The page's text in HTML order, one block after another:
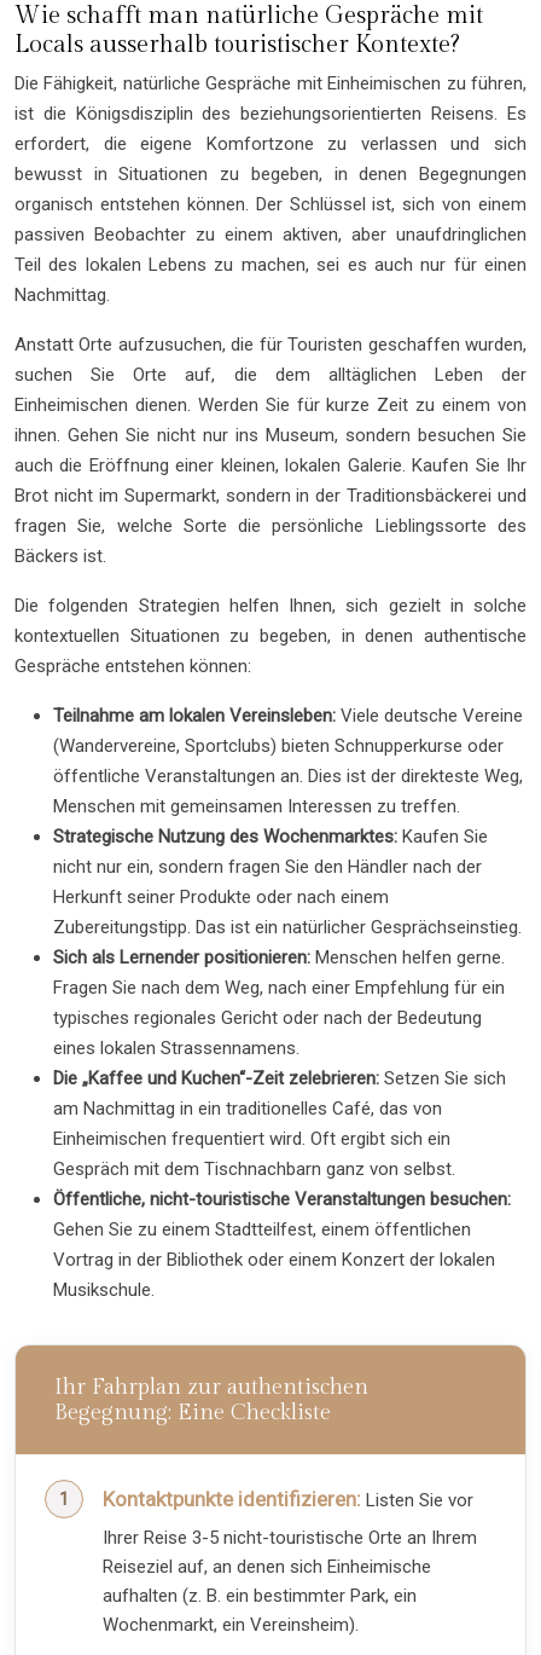
Wie schafft man natürliche Gespräche mit
Locals ausserhalb touristischer Kontexte?
Die Fähigkeit, natürliche Gespräche mit Einheimischen zu führen,
ist die Königsdisziplin des beziehungsorientierten Reisens. Es
erfordert, die eigene Komfortzone zu verlassen und sich
bewusst in Situationen zu begeben, in denen Begegnungen
organisch entstehen können. Der Schlüssel ist, sich von einem
passiven Beobachter zu einem aktiven, aber unaufdringlichen
Teil des lokalen Lebens zu machen, sei es auch nur für einen
Nachmittag.
Anstatt Orte aufzusuchen, die für Touristen geschaffen wurden,
suchen Sie Orte auf, die dem alltäglichen Leben der
Einheimischen dienen. Werden Sie für kurze Zeit zu einem von
ihnen. Gehen Sie nicht nur ins Museum, sondern besuchen Sie
auch die Eröffnung einer kleinen, lokalen Galerie. Kaufen Sie Ihr
Brot nicht im Supermarkt, sondern in der Traditionsbäckerei und
fragen Sie, welche Sorte die persönliche Lieblingssorte des
Bäckers ist.
Die folgenden Strategien helfen Ihnen, sich gezielt in solche
kontextuellen Situationen zu begeben, in denen authentische
Gespräche entstehen können:
Teilnahme am lokalen Vereinsleben: Viele deutsche Vereine
(Wandervereine, Sportclubs) bieten Schnupperkurse oder
öffentliche Veranstaltungen an. Dies ist der direkteste Weg,
Menschen mit gemeinsamen Interessen zu treffen.
Strategische Nutzung des Wochenmarktes: Kaufen Sie
nicht nur ein, sondern fragen Sie den Händler nach der
Herkunft seiner Produkte oder nach einem
Zubereitungstipp. Das ist ein natürlicher Gesprächseinstieg.
Sich als Lernender positionieren: Menschen helfen gerne.
Fragen Sie nach dem Weg, nach einer Empfehlung für ein
typisches regionales Gericht oder nach der Bedeutung
eines lokalen Strassennamens.
Die „Kaffee und Kuchen“-Zeit zelebrieren: Setzen Sie sich
am Nachmittag in ein traditionelles Café, das von
Einheimischen frequentiert wird. Oft ergibt sich ein
Gespräch mit dem Tischnachbarn ganz von selbst.
Öffentliche, nicht-touristische Veranstaltungen besuchen:
Gehen Sie zu einem Stadtteilfest, einem öffentlichen
Vortrag in der Bibliothek oder einem Konzert der lokalen
Musikschule.
Ihr Fahrplan zur authentischen
Begegnung: Eine Checkliste
Kontaktpunkte identifizieren: Listen Sie vor
Ihrer Reise 3-5 nicht-touristische Orte an Ihrem
Reiseziel auf, an denen sich Einheimische
aufhalten (z. B. ein bestimmter Park, ein
Wochenmarkt, ein Vereinsheim).